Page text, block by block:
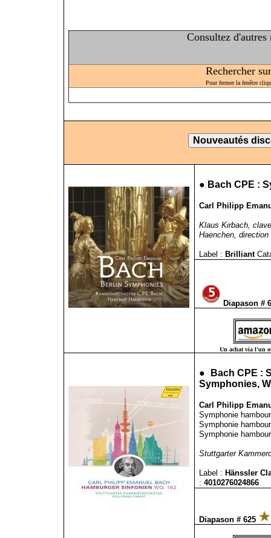
Consultez
Rechercher
Pour fermer la fenêtre
● Bach CPE :
Carl Philipp
Klaus Kirbach,
Haenchen, direction
Label : Brilliant
Diapason #
Un achat via l'un
●
Bach CPE :
Symphonies,
Carl Philipp
Symphonie
Symphonie
Symphonie
Stuttgarter
Label : Hänssler
: 4010276024866
Diapason # 625